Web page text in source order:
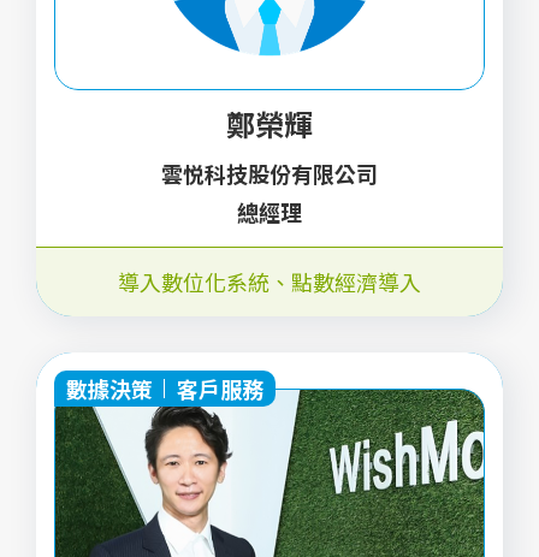
鄭榮輝
雲悦科技股份有限公司
總經理
導入數位化系統 、 點數經濟導入
數據決策 客戶服務